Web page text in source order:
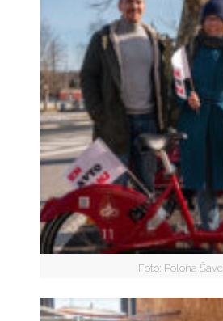
Foto: Polona Šavc